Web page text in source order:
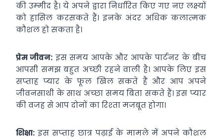
की उम्‍मीद है। ये अपने द्वारा निर्धारित किए गए नए लक्ष्‍यों
को हासिल करसकते हैं। इनके अंदर अधिक कलात्‍मक
कौशल हो सकता है।
प्रेम जीवन: इस समय आपके और आपके पार्टनर के बीच
आपसी समझ बहुत अच्‍छी रहने वाली है। आपके लिए इस
सप्‍ताह प्‍यार के फूल खिल सकते हैं और आप अपने
जीवनसाथी के साथ अच्‍छा समय बिता सकते हैं। इस प्‍यार
की वजह से आप दोनों का रिश्‍ता मजबूत होगा।
शिक्षा: इस सप्‍ताह छात्र पढ़ाई के मामले में अपने कौशल